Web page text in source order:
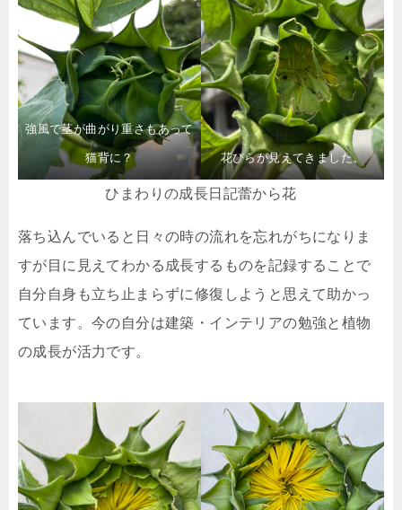
強風で茎が曲がり重さもあって
猫背に？ 花びらが見えてきました。
ひまわりの成長日記蕾から花
落ち込んでいると日々の時の流れを忘れがちになりま
すが目に見えてわかる成長するものを記録することで
自分自身も立ち止まらずに修復しようと思えて助かっ
ています。今の自分は建築・インテリアの勉強と植物
の成長が活力です。